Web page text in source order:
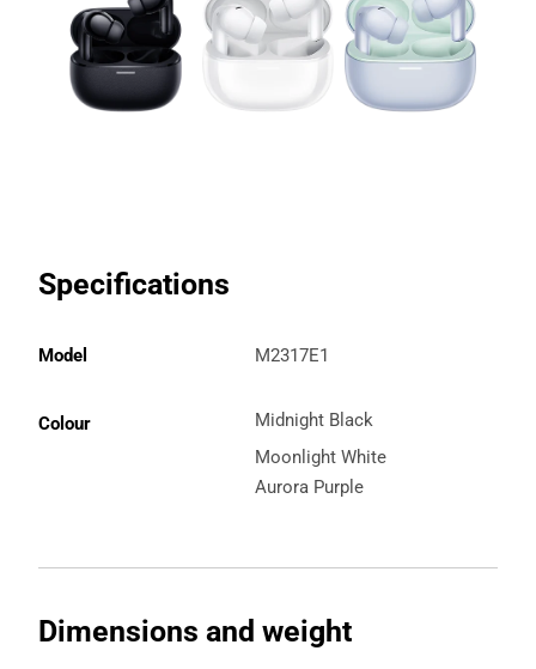
Specifications
Model M2317E1
Colour
Midnight Black
Moonlight White
Aurora Purple
Dimensions and weight